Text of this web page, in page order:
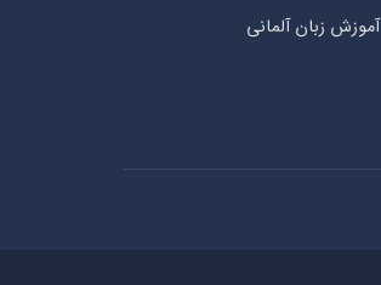
آموزش زبان آلمانی